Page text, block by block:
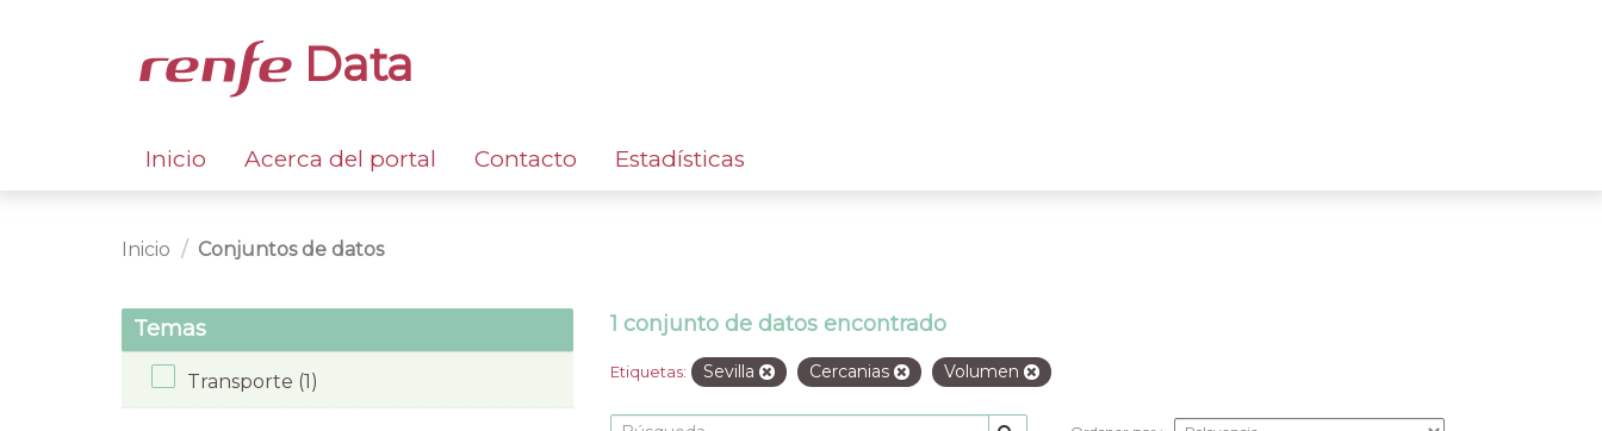
Data
Inicio Acerca del portal Contacto Estadísticas
Inicio Conjuntos de datos
Temas
Transporte (1)
1 conjunto de datos encontrado
Etiquetas: Sevilla Cercanias Volumen